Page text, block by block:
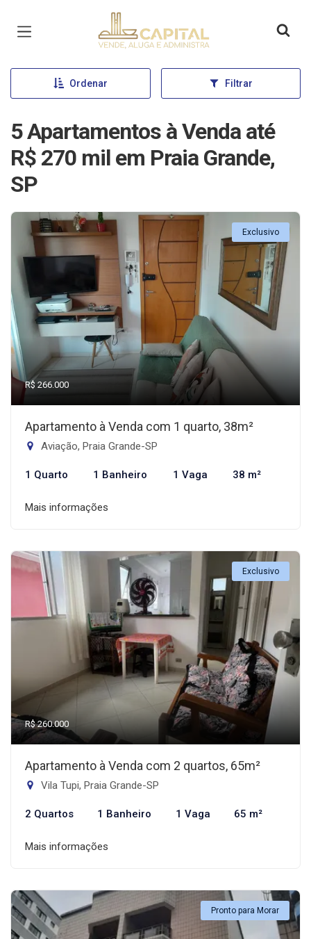
Página inicial
Ordenar Filtrar
5 Apartamentos à Venda até
R$ 270 mil em Praia Grande,
SP
Exclusivo
R$ 266.000
Apartamento à Venda com 1 quarto, 38m²
Aviação, Praia Grande-SP
1 Quarto 1 Banheiro 1 Vaga 38 m²
Mais informações
Exclusivo
R$ 260.000
Apartamento à Venda com 2 quartos, 65m²
Vila Tupi, Praia Grande-SP
2 Quartos 1 Banheiro 1 Vaga 65 m²
Mais informações
Pronto para Morar